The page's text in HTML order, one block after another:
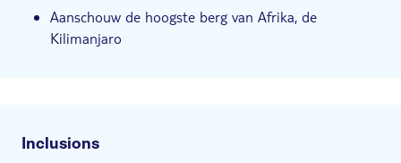
Aanschouw de hoogste berg van Afrika, de
Kilimanjaro
Inclusions